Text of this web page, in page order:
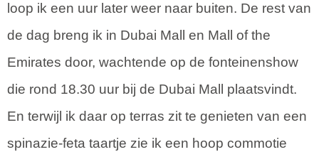
loop ik een uur later weer naar buiten. De rest van
de dag breng ik in Dubai Mall en Mall of the
Emirates door, wachtende op de fonteinenshow
die rond 18.30 uur bij de Dubai Mall plaatsvindt.
En terwijl ik daar op terras zit te genieten van een
spinazie-feta taartje zie ik een hoop commotie